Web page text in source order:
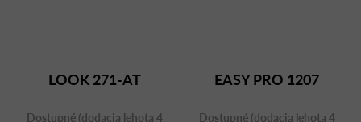
LOOK 271-AT
Dostupné (dodacia lehota 4
EASY PRO 1207
Dostupné (dodacia lehota 4